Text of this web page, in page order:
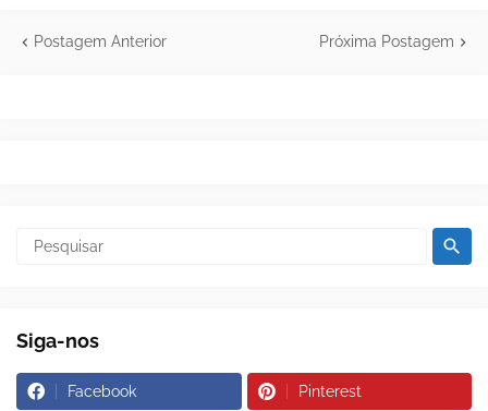
Postagem Anterior Próxima Postagem
Siga-nos
Facebook Pinterest